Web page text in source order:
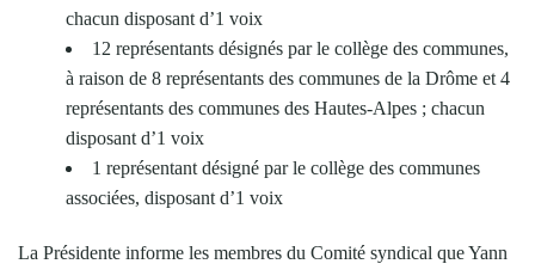
chacun disposant d’1 voix
12 représentants désignés par le collège des communes,
à raison de 8 représentants des communes de la Drôme et 4
représentants des communes des Hautes-Alpes ; chacun
disposant d’1 voix
1 représentant désigné par le collège des communes
associées, disposant d’1 voix
La Présidente informe les membres du Comité syndical que Yann